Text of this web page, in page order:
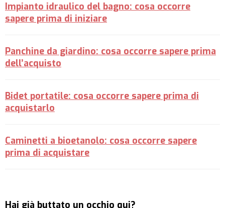
Impianto idraulico del bagno: cosa occorre
sapere prima di iniziare
Panchine da giardino: cosa occorre sapere prima
dell’acquisto
Bidet portatile: cosa occorre sapere prima di
acquistarlo
Caminetti a bioetanolo: cosa occorre sapere
prima di acquistare
Hai già buttato un occhio qui?